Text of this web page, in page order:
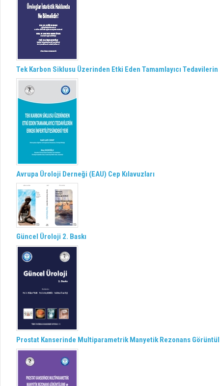
Tek Karbon Siklusu Üzerinden Etki Eden Tamamlayıcı
Avrupa Üroloji Derneği (EAU) Cep Kılavuzları
Güncel Üroloji 2. Baskı
Prostat Kanserinde Multiparametrik Manyetik Rezonans